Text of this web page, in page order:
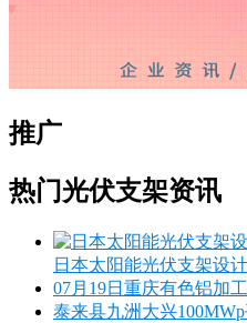
推广
热门光伏支架资讯
日本太阳能光伏支架设
07月19日重庆有色铝加
泰来县九洲大兴